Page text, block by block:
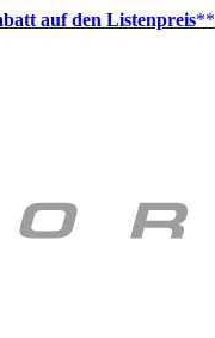
auf den Listenpreis**